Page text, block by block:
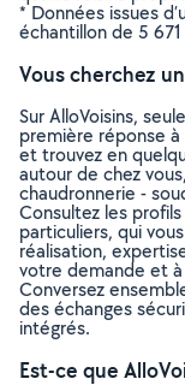
* Données issues
échantillon de 5
Vous cherchez
Sur AlloVoisins,
première réponse
et trouvez en
autour de chez
chaudronnerie -
Consultez les
particuliers, qui
réalisation,
votre demande et
Conversez
des échanges
intégrés.
Est-ce que